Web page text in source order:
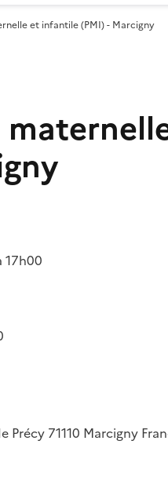
et infantile (PMI) - Marcigny
17h00
Précy 71110 Marcigny